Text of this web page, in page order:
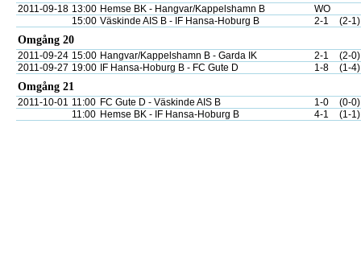
2011-09-18 13:00 Hemse BK - Hangvar/Kappelshamn B
WO
15:00 Väskinde AIS B - IF Hansa-Hoburg B 2-1 (2-1)
Omgång 20
2011-09-24 15:00 Hangvar/Kappelshamn B - Garda IK 2-1
(2-0)
2011-09-27 19:00 IF Hansa-Hoburg B - FC Gute D 1-8 (1-4)
Omgång 21
2011-10-01 11:00 FC Gute D - Väskinde AIS B 1-0
(0-0)
11:00 Hemse BK - IF Hansa-Hoburg B 4-1 (1-1)